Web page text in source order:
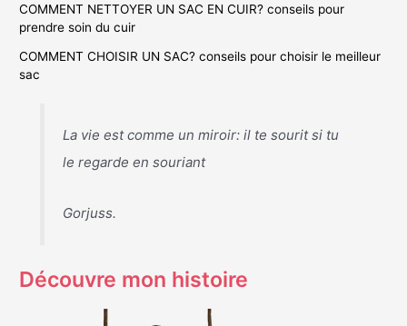
COMMENT NETTOYER UN SAC EN CUIR? conseils pour
prendre soin du cuir
COMMENT CHOISIR UN SAC? conseils pour choisir le meilleur
sac
La vie est comme un miroir: il te sourit si tu
le regarde en souriant
Gorjuss.
Découvre mon histoire